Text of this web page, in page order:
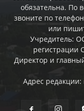
обязательна. По
звоните по
или
Учредитель:
регистрации
Директор и
Адрес редакции: